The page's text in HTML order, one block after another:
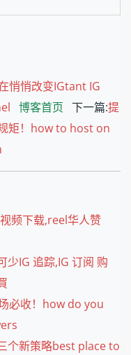
悄悄改变IGtant IG
博客首页 下一篇:提
矩！how to host on
频下载,reel华人赞
少IG 追踪,IG 订阅 购
必收！how do you
个新策略best place to